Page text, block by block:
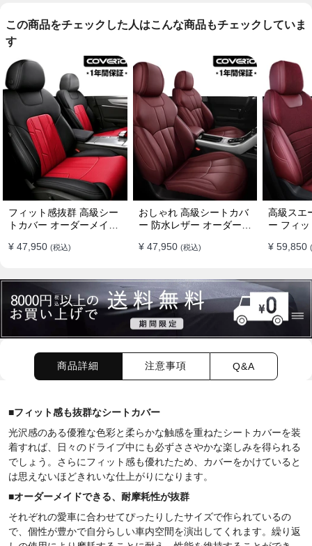
この商品をチェックした人はこんな商品もチェックしていま
す
フィット感抜群 高級シー
トカバー オーダーメイド
全席セット
¥ 47,950 (税込)
おしゃれ 高級シートカバ
ー 防水レザー オーダーメ
全席セット
¥ 47,950 (税込)
高級スエ
ー フィ
全席セッ
¥ 59,850
商品詳細 注意事項 Q&A
■フィット感も抜群なシートカバー
光沢感のある優雅な色彩と柔らかな触感を重ねたシートカバーを装
着すれば、日々のドライブ中にも必ずささやかな楽しみを得られる
でしょう。さらにフィット感も優れたため、カバーをかけていると
は思えないほどきれいな仕上がりになります。
■オーダーメイドできる、耐摩耗性が抜群
それぞれの愛車に合わせてぴったりしたサイズで作られているの
で、個性が豊かで自分らしい車内空間を演出してくれます。繰り返